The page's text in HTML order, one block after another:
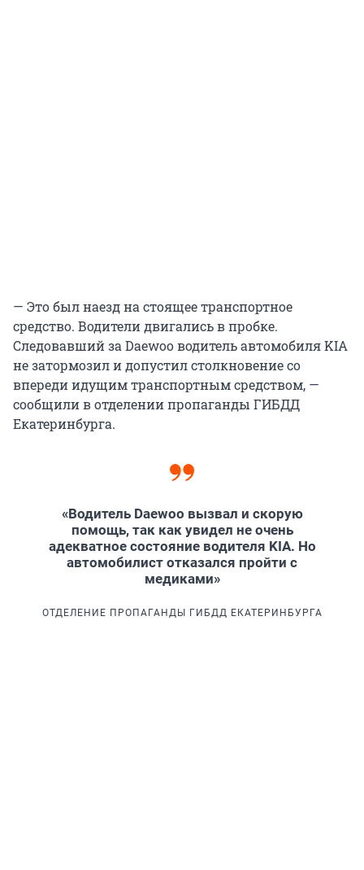
— Это был наезд на стоящее транспортное
средство. Водители двигались в пробке.
Следовавший за Daewoo водитель автомобиля KIA
не затормозил и допустил столкновение со
впереди идущим транспортным средством, —
сообщили в отделении пропаганды ГИБДД
Екатеринбурга.
«Водитель Daewoo вызвал и скорую
помощь, так как увидел не очень
адекватное состояние водителя KIA. Но
автомобилист отказался пройти с
медиками»
ОТДЕЛЕНИЕ ПРОПАГАНДЫ ГИБДД ЕКАТЕРИНБУРГА